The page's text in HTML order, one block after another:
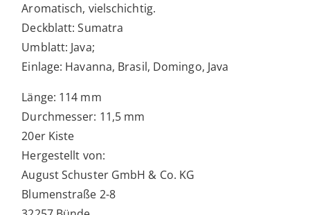
Aromatisch, vielschichtig.
Deckblatt: Sumatra
Umblatt: Java;
Einlage: Havanna, Brasil, Domingo, Java
Länge: 114 mm
Durchmesser: 11,5 mm
20er Kiste
Hergestellt von:
August Schuster GmbH & Co. KG
Blumenstraße 2-8